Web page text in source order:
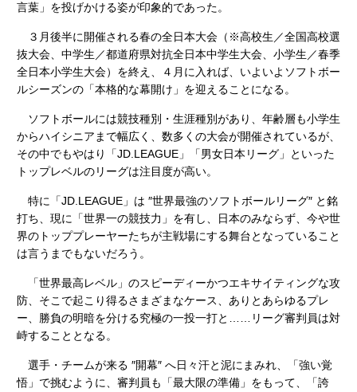
言葉」を投げかける姿が印象的であった。
３月後半に開催される春の全日本大会（※高校生／全国高校選
抜大会、中学生／都道府県対抗全日本中学生大会、小学生／春季
全日本小学生大会）を終え、４月に入れば、いよいよソフトボー
ルシーズンの「本格的な幕開け」を迎えることになる。
ソフトボールには競技種別・生涯種別があり、年齢層も小学生
からハイシニアまで幅広く、数多くの大会が開催されているが、
その中でもやはり「JD.LEAGUE」「男女日本リーグ」といった
トップレベルのリーグは注目度が高い。
特に「JD.LEAGUE」は ″世界最強のソフトボールリーグ″ と銘
打ち、現に「世界一の競技力」を有し、日本のみならず、今や世
界のトッププレーヤーたちが主戦場にする舞台となっていること
は言うまでもないだろう。
「世界最高レベル」のスピーディーかつエキサイティングな攻
防、そこで起こり得るさまざまなケース、ありとあらゆるプレ
ー、勝負の明暗を分ける究極の一投一打と……リーグ審判員は対
峙することとなる。
選手・チームが来る ″開幕″ へ日々汗と泥にまみれ、「強い覚
悟」で挑むように、審判員も「最大限の準備」をもって、「誇